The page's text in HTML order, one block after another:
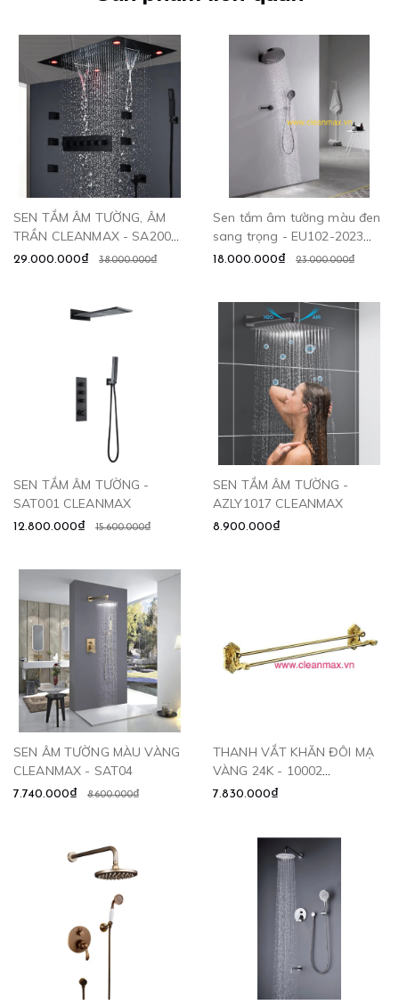
SEN TẮM ÂM TƯỜNG, ÂM
TRẦN CLEANMAX - SA2003
CLEANMAX
29.000.000₫ 38.000.000₫
Sen tắm âm tường màu đen
sang trọng - EU102-2023
CLEANMAX
18.000.000₫ 23.000.000₫
SEN TẮM ÂM TƯỜNG -
SAT001 CLEANMAX
12.800.000₫ 15.600.000₫
SEN TẮM ÂM TƯỜNG -
AZLY1017 CLEANMAX
8.900.000₫
SEN ÂM TƯỜNG MÀU VÀNG
CLEANMAX - SAT04
7.740.000₫ 8.600.000₫
THANH VẮT KHĂN ĐÔI MẠ
VÀNG 24K - 10002
CLEANMAX
7.830.000₫